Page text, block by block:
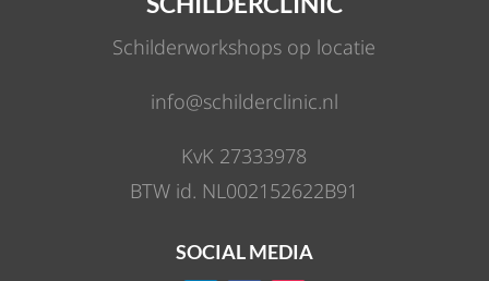
Schilderworkshops op locatie
info@schilderclinic.nl
KvK 27333978
BTW id. NL002152622B91
SOCIAL MEDIA